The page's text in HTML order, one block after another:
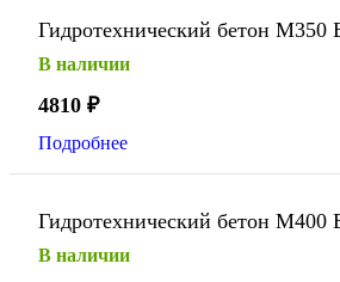
Гидротехнический бетон М350
В наличии
4810 ₽
Подробнее
Гидротехнический бетон М400
В наличии